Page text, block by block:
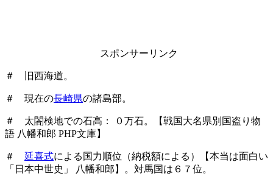
スポンサーリンク
＃ 旧西海道。
＃ 現在の長崎県の諸島部。
＃ 太閤検地での石高： ０万石。【戦国大名県別国盗り物
語 八幡和郎 PHP文庫】
＃ 延喜式による国力順位（納税額による）【本当は面白い
「日本中世史」 八幡和郎】。 対馬国は６７位。